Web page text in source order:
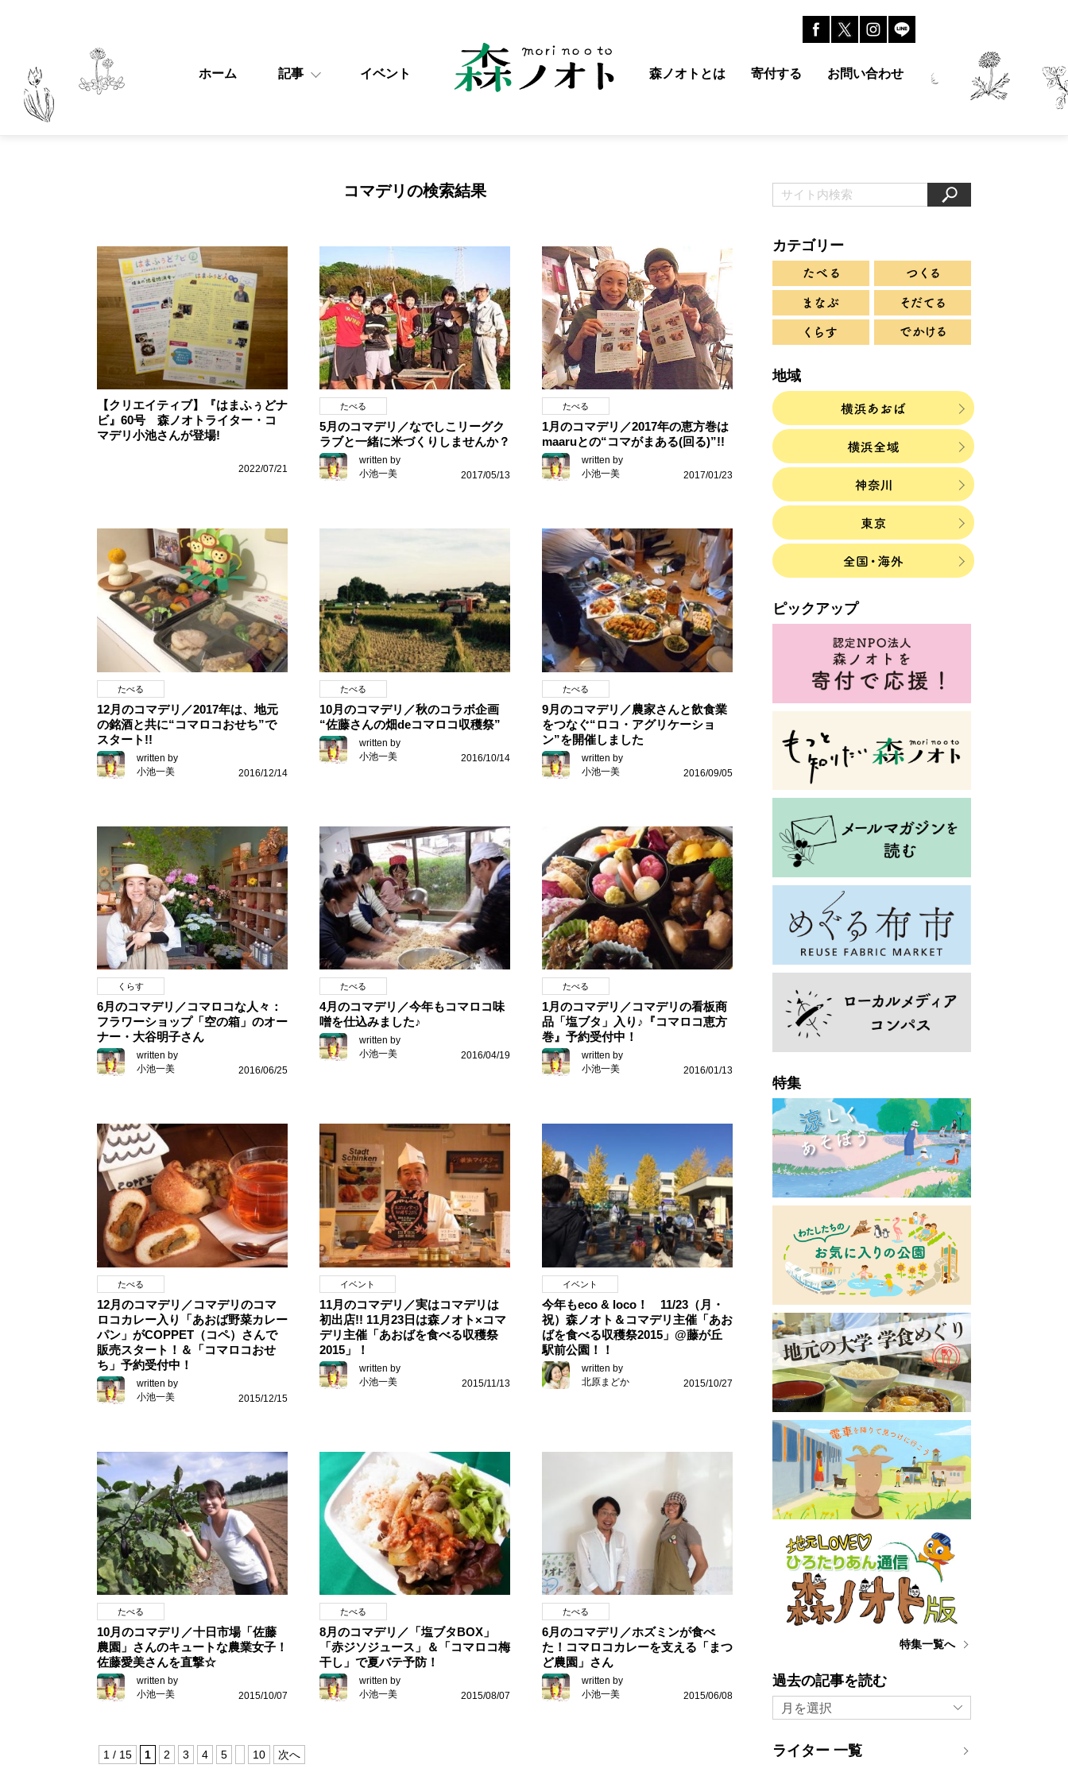
ホーム 記事 イベント 森ノオトとは 寄付する お問い合わせ
コマデリの検索結果
【クリエイティブ】『はまふぅどナ
ビ』60号 森ノオトライター・コ
マデリ小池さんが登場!
2022/07/21
たべる
5月のコマデリ／なでしこリーグク
ラブと一緒に米づくりしませんか？
written by
小池一美
2017/05/13
たべる
1月のコマデリ／2017年の恵方巻は
maaruとの“コマがまある(回る)”!!
written by
小池一美
2017/01/23
たべる
12月のコマデリ／2017年は、地元
の銘酒と共に“コマロコおせち”で
スタート!!
written by
小池一美
2016/12/14
たべる
10月のコマデリ／秋のコラボ企画
“佐藤さんの畑deコマロコ収穫祭”
written by
小池一美
2016/10/14
たべる
9月のコマデリ／農家さんと飲食業
をつなぐ“ロコ・アグリケーショ
ン”を開催しました
written by
小池一美
2016/09/05
くらす
6月のコマデリ／コマロコな人々：
フラワーショップ「空の箱」のオー
ナー・大谷明子さん
written by
小池一美
2016/06/25
たべる
4月のコマデリ／今年もコマロコ味
噌を仕込みました♪
written by
小池一美
2016/04/19
たべる
1月のコマデリ／コマデリの看板商
品「塩ブタ」入り♪『コマロコ恵方
巻』予約受付中！
written by
小池一美
2016/01/13
たべる
12月のコマデリ／コマデリのコマ
ロコカレー入り「あおば野菜カレー
パン」がCOPPET（コペ）さんで
販売スタート！＆「コマロコおせ
ち」予約受付中！
written by
小池一美
2015/12/15
イベント
11月のコマデリ／実はコマデリは
初出店!! 11月23日は森ノオト×コマ
デリ主催「あおばを食べる収穫祭
2015」！
written by
小池一美
2015/11/13
イベント
今年もeco & loco！ 11/23（月・
祝）森ノオト＆コマデリ主催「あお
ばを食べる収穫祭2015」@藤が丘
駅前公園！！
written by
北原まどか
2015/10/27
たべる
10月のコマデリ／十日市場「佐藤
農園」さんのキュートな農業女子！
佐藤愛美さんを直撃☆
written by
小池一美
2015/10/07
たべる
8月のコマデリ／「塩ブタBOX」
「赤ジソジュース」＆「コマロコ梅
干し」で夏バテ予防！
written by
小池一美
2015/08/07
たべる
6月のコマデリ／ホズミンが食べ
た！コマロコカレーを支える「まつ
ど農園」さん
written by
小池一美
2015/06/08
1 / 15 1 2 3 4 5 10 次へ
カテゴリー
地域
ピックアップ
特集
特集一覧へ
過去の記事を読む
月を選択
ライター 一覧